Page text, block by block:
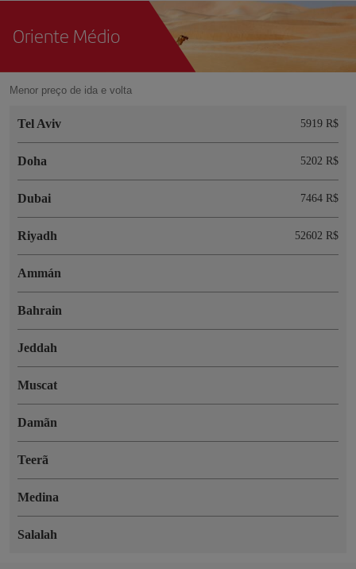
Oriente Médio
Menor preço de ida e volta
Tel Aviv 5919 R$
Doha 5202 R$
Dubai 7464 R$
Riyadh 52602 R$
Ammán
Bahrain
Jeddah
Muscat
Damãn
Teerã
Medina
Salalah